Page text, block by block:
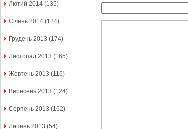
Лютий 2014(135)
Січень 2014(124)
Грудень 2013 (174)
Листопад 2013 (165)
Жовтень 2013 (116)
Вересень 2013 (124)
Серпень 2013 (162)
Липень 2013 (54)